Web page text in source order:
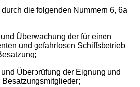
durch die folgenden Nummern 6, 6a
Überwachung der für einen
und gefahrlosen Schiffsbetrieb
Überprüfung der Eignung und
Besatzungsmitglieder;